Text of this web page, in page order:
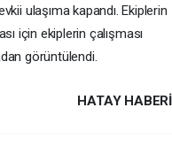
ulaşıma kapandı. Ekiplerin
için ekiplerin çalışması
görüntülendi.
HATAY HABERİ